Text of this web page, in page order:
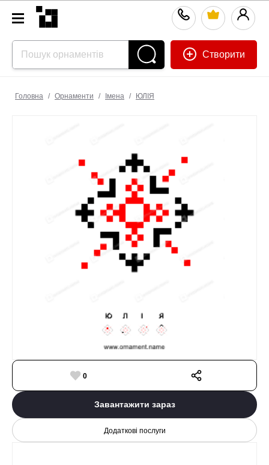
Створити
Головна / Орнаменти / Імена / ЮЛІЯ
0
Завантажити зараз
Додаткові послуги